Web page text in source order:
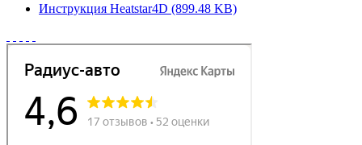
Инструкция Heatstar4D (899.48 KB)